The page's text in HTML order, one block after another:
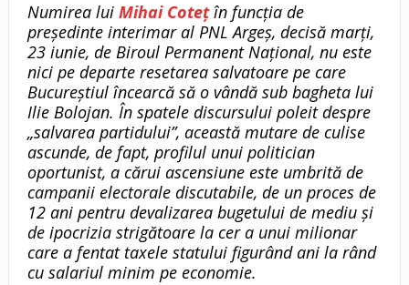
Numirea lui Mihai Coteț în funcția de
președinte interimar al PNL Argeș, decisă marți,
23 iunie, de Biroul Permanent Național, nu este
nici pe departe resetarea salvatoare pe care
Bucureștiul încearcă să o vândă sub bagheta lui
Ilie Bolojan. În spatele discursului poleit despre
„salvarea partidului”, această mutare de culise
ascunde, de fapt, profilul unui politician
oportunist, a cărui ascensiune este umbrită de
campanii electorale discutabile, de un proces de
12 ani pentru devalizarea bugetului de mediu și
de ipocrizia strigătoare la cer a unui milionar
care a fentat taxele statului figurând ani la rând
cu salariul minim pe economie.